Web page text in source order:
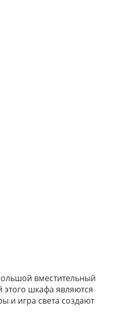
вместительный
шкафа являются
и игра света создают